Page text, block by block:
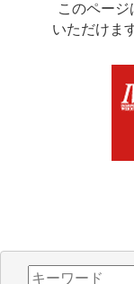
このページ
いただけま